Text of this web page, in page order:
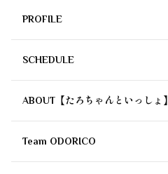
PROFILE
SCHEDULE
ABOUT【たろちゃんといっしょ】
Team ODORICO